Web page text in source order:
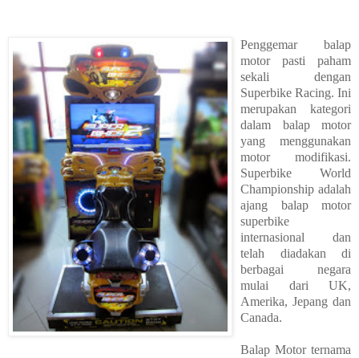
Penggemar balap
motor pasti paham
sekali dengan
Superbike Racing. Ini
merupakan kategori
dalam balap motor
yang menggunakan
motor modifikasi.
Superbike World
Championship adalah
ajang balap motor
superbike
internasional dan
telah diadakan di
berbagai negara
mulai dari UK,
Amerika, Jepang dan
Canada.
Balap Motor ternama